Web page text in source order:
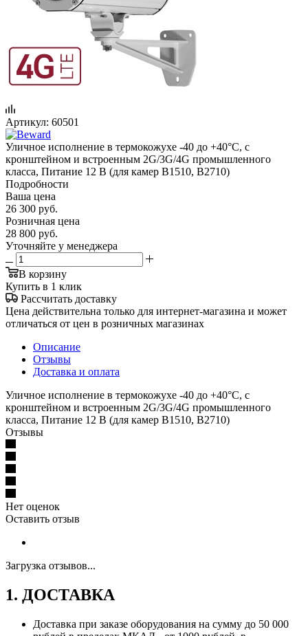
Артикул: 60501
Уличное исполнение в термокожухе -40 до +40°С, с
кронштейном и встроенным 2G/3G/4G промышленного
класса, Питание 12 В (для камер B1510, B2710)
Подробности
Ваша цена
26 300 руб.
Розничная цена
28 800 руб.
Уточняйте у менеджера
В корзину
Купить в 1 клик
Рассчитать доставку
Цена действительна только для интернет-магазина и может
отличаться от цен в розничных магазинах
Описание
Отзывы
Доставка и оплата
Уличное исполнение в термокожухе -40 до +40°С, с
кронштейном и встроенным 2G/3G/4G промышленного
класса, Питание 12 В (для камер B1510, B2710)
Отзывы
Нет оценок
Оставить отзыв
Загрузка отзывов...
1. ДОСТАВКА
Доставка при заказе оборудования на сумму до 50 000